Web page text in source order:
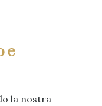
e
la nostra